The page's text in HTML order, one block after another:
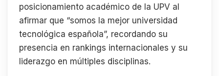
posicionamiento académico de la UPV al
afirmar que “somos la mejor universidad
tecnológica española”, recordando su
presencia en rankings internacionales y su
liderazgo en múltiples disciplinas.